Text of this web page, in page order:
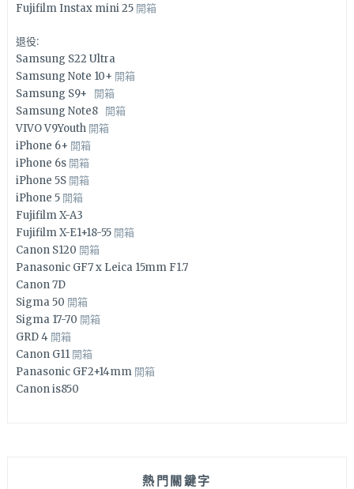
Fujifilm Instax mini 25 開箱
退役:
Samsung S22 Ultra
Samsung Note 10+ 開箱
Samsung S9+ 開箱
Samsung Note8 開箱
VIVO V9Youth 開箱
iPhone 6+ 開箱
iPhone 6s 開箱
iPhone 5S 開箱
iPhone 5 開箱
Fujifilm X-A3
Fujifilm X-E1+18-55 開箱
Canon S120 開箱
Panasonic GF7 x Leica 15mm F1.7
Canon 7D
Sigma 50 開箱
Sigma 17-70 開箱
GRD 4 開箱
Canon G11 開箱
Panasonic GF2+14mm 開箱
Canon is850
熱門關鍵字